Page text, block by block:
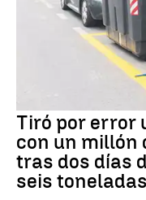
Tiró por error
con un millón
tras dos días
seis